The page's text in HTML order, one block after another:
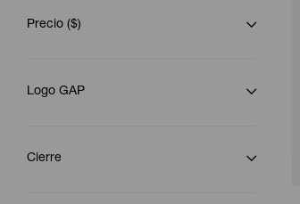
Precio ($)
Logo GAP
Cierre